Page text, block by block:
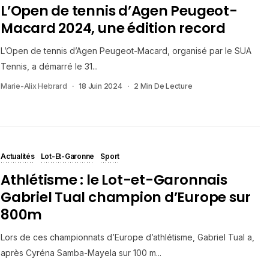
L’Open de tennis d’Agen Peugeot-
Macard 2024, une édition record
L’Open de tennis d’Agen Peugeot-Macard, organisé par le SUA
Tennis, a démarré le 31...
Marie-Alix Hebrard 18 Juin 2024 2 Min De Lecture
Actualités Lot-Et-Garonne Sport
Athlétisme : le Lot-et-Garonnais
Gabriel Tual champion d’Europe sur
800m
Lors de ces championnats d’Europe d’athlétisme, Gabriel Tual a,
après Cyréna Samba-Mayela sur 100 m...